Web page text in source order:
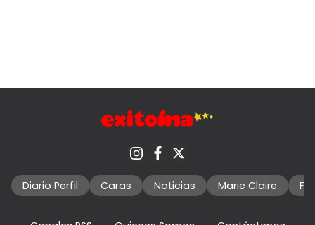
Diario Perfil Caras Noticias Marie Claire